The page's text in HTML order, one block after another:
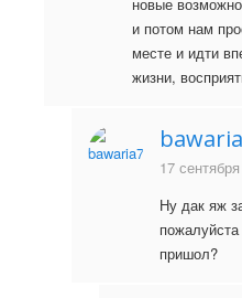
и потом нам
месте и идти
жизни,
17
Ну дак яж
пришол?